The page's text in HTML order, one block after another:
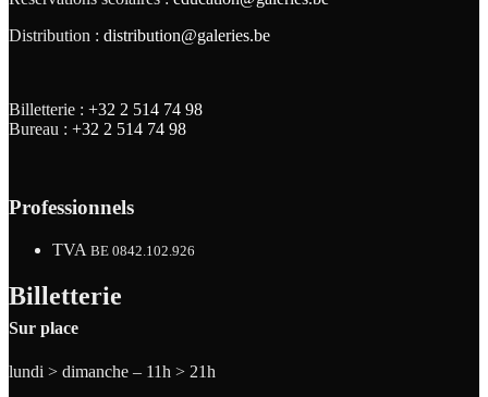
Distribution : distribution@galeries.be
Billetterie : +32 2 514 74 98
Bureau : +32 2 514 74 98
Professionnels
TVA BE 0842.102.926
Billetterie
Sur place
lundi > dimanche – 11h > 21h